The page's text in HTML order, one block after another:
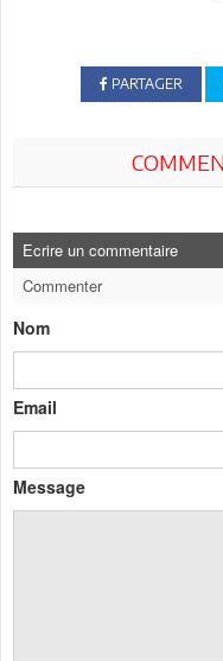
PARTAGER
Ecrire un commentaire
Commenter
Nom
Email
Message